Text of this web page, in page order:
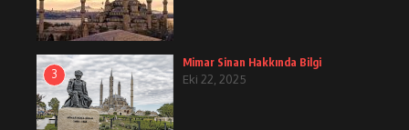
3
Mimar Sinan Hakkında Bilgi
Eki 22, 2025